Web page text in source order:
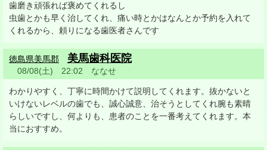
歯磨き頑張れば褒めてくれるし
虫歯とかも早く治してくれ、痛い時とかはなんとか予約を入れて
くれるから、頼りになる歯医者さんです
徳島県美馬郡 美馬歯科医院
08/08(土) 22:02 ななせ
わかりやすく、丁寧に時間かけて説明してくれます。抜かないと
いけないレベルの歯でも、誠心誠意、治そうとしてくれ腕も素晴
らしいですし、何よりも、患者のことを一番考えてくれます。本
当におすすめ。